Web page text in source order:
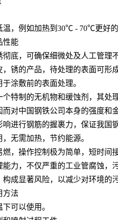
，例如加热到30℃ - 70℃更好的
性能
底，可确保细微处及人工管理
锈的产品，待处理的表面可形
涂敷前的表面处理。
特制的无机物和缓蚀剂，其处
对中国钢铁公司本身的强度和
进行钢筋的握裹力，保证我国
无需加热，节约能源。
，操作控制极为简单，短时间
力，不仅严重的工业管腐蚀，
成显著风险，以减少对环境的污
方法
可以使用。